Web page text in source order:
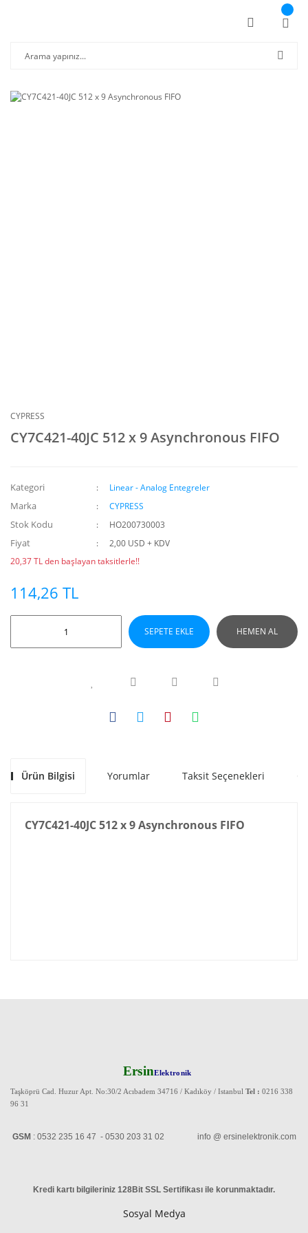
CYPRESS
CY7C421-40JC 512 x 9 Asynchronous FIFO
Kategori Linear - Analog Entegreler
Marka CYPRESS
Stok Kodu HO200730003
Fiyat
2,00 USD + KDV
20,37 TL den başlayan taksitlerle!!
114,26 TL
SEPETE EKLE HEMEN AL
Ürün Bilgisi Yorumlar Taksit Seçenekleri
CY7C421-40JC 512 x 9 Asynchronous FIFO
ErsinElektronik
Taşköprü Cad. Huzur Apt. No:30/2 Acıbadem 34716 / Kadıköy / Istanbul Tel : 0216 338
96 31
GSM : 0532 235 16 47 - 0530 203 31 02 info @ ersinelektronik.com
Kredi kartı bilgileriniz 128Bit SSL Sertifikası ile korunmaktadır.
Sosyal Medya